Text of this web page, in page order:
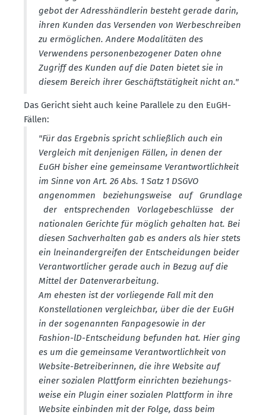
gebot der Adress­händ­lerin besteht gerade darin,
ihren Kunden das Versenden von Werbe­schreiben
zu ermög­lichen. Andere Modali­täten des
Verwendens perso­nen­be­zo­gener Daten ohne
Zugriff des Kunden auf die Daten bietet sie in
diesem Bereich ihrer Geschäfts­tä­tigkeit nicht an."
Das Gericht sieht auch keine Parallele zu den EuGH-
Fällen:
"Für das Ergebnis spricht schlie­ßlich auch ein
Vergleich mit denje­nigen Fällen, in denen der
EuGH bisher eine gemeinsame Verant­wort­lichkeit
im Sinne von Art. 26 Abs. 1 Satz 1 DSGVO
angenommen bezie­hungs­weise auf Grundlage
der entspre­chenden Vorla­ge­be­schlüsse der
natio­nalen Gerichte für möglich gehalten hat. Bei
diesen Sachver­halten gab es anders als hier stets
ein lnein­an­der­greifen der Entschei­dungen beider
Verant­wort­licher gerade auch in Bezug auf die
Mittel der Daten­ver­ar­beitung.
Am ehesten ist der vorlie­gende Fall mit den
Konstel­la­tionen vergleichbar, über die der EuGH
in der sogenannten Fanpage­sowie in der
Fashion-lD-Entscheidung befunden hat. Hier ging
es um die gemeinsame Verant­wort­lichkeit von
Website-Betrei­be­rinnen, die ihre Website auf
einer sozialen Plattform einrichten bezie­hungs­
weise ein Plugin einer sozialen Plattform in ihre
Website einbinden mit der Folge, dass beim